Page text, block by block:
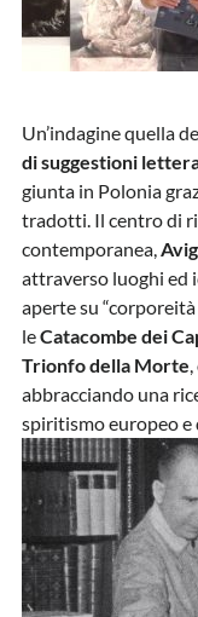
Un’indagine quella
di suggestioni
giunta in Polonia
tradotti. Il centro di
contemporanea,
attraverso luoghi ed
aperte su
leCatacombe dei
Trionfo della Morte
abbracciando una
spiritismo europeo e